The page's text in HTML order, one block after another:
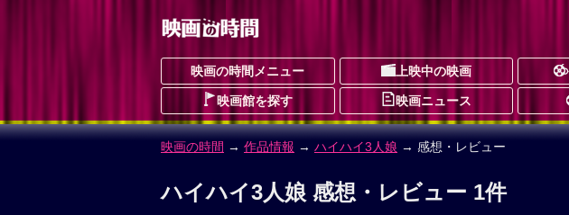
映画の時間メニュー 上映中の映画
映画館を探す 映画ニュース
映画の時間 → 作品情報 → ハイハイ3人娘 → 感想・レビュー
ハイハイ3人娘 感想・レビュー 1件